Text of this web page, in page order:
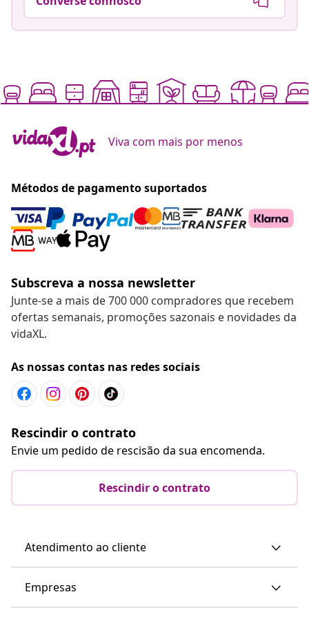
Viva com mais por menos
Métodos de pagamento suportados
Subscreva a nossa newsletter
Junte-se a mais de 700 000 compradores que recebem
ofertas semanais, promoções sazonais e novidades da
vidaXL.
As nossas contas nas redes sociais
Rescindir o contrato
Envie um pedido de rescisão da sua encomenda.
Rescindir o contrato
Atendimento ao cliente
Empresas